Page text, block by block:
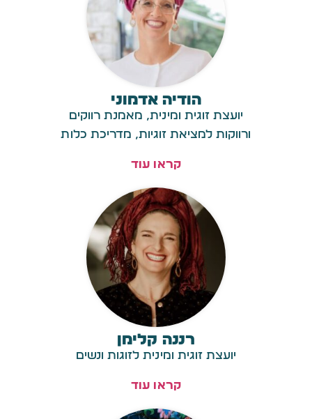
הודיה אדמוני
יועצת זוגית ומינית, מאמנת רווקים
ורווקות למציאת זוגיות, מדריכת כלות
קראו עוד
רננה קלימן
יועצת זוגית ומינית לזוגות ונשים
קראו עוד